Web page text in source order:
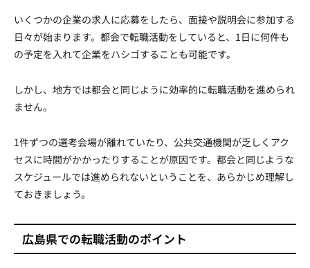
いくつかの企業の求人に応募をしたら、面接や説明会に参加する
日々が始まります。都会で転職活動をしていると、1日に何件も
の予定を入れて企業をハシゴすることも可能です。
しかし、地方では都会と同じように効率的に転職活動を進められ
ません。
1件ずつの選考会場が離れていたり、公共交通機関が乏しくアク
セスに時間がかかったりすることが原因です。都会と同じような
スケジュールでは進められないということを、あらかじめ理解し
ておきましょう。
広島県での転職活動のポイント